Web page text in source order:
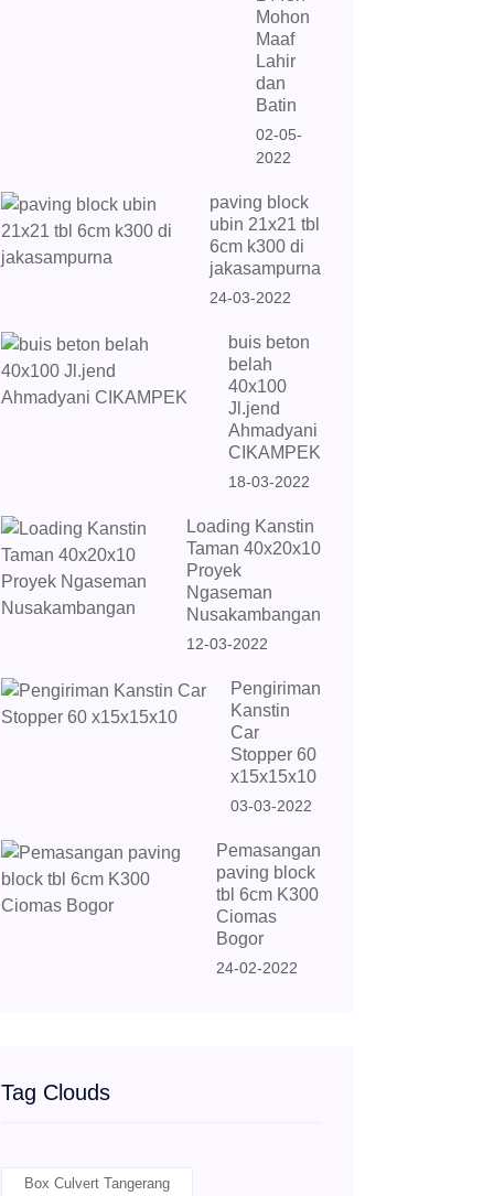
Mohon
Maaf
Lahir
dan
Batin
02-05-
2022
paving block
ubin 21x21 tbl
6cm k300 di
jakasampurna
24-03-2022
buis beton
belah
40x100
Jl.jend
Ahmadyani
CIKAMPEK
18-03-2022
Loading Kanstin
Taman 40x20x10
Proyek
Ngaseman
Nusakambangan
12-03-2022
Pengiriman
Kanstin
Car
Stopper 60
x15x15x10
03-03-2022
Pemasangan
paving block
tbl 6cm K300
Ciomas
Bogor
24-02-2022
Tag Clouds
Box Culvert Tangerang